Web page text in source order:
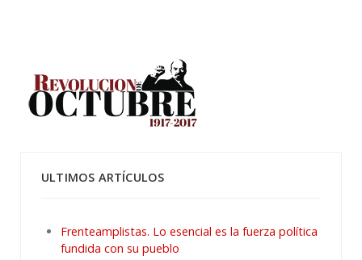
ULTIMOS ARTÍCULOS
Frenteamplistas. Lo esencial es la fuerza política
fundida con su pueblo